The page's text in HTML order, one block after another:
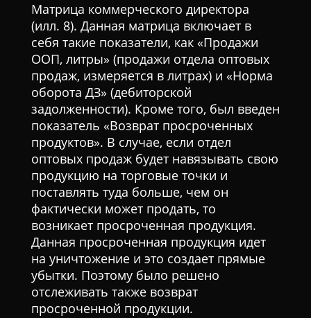
Матрица коммерческого директора
(илл. 8). Данная матрица включает в
себя такие показатели, как «Продажи
ООП, литры» (продажи отдела оптовых
продаж, измеряется в литрах) и «Норма
оборота ДЗ» (дебиторской
задолженности). Кроме того, был введен
показатель «Возврат просроченных
продуктов». В случае, если отдел
оптовых продаж будет навязывать свою
продукцию на торговые точки и
поставлять туда больше, чем он
фактически может продать, то
возникает просроченная продукция.
Данная просроченная продукция идет
на уничтожение и это создает прямые
убытки. Поэтому было решено
отслеживать также возврат
просроченной продукции.